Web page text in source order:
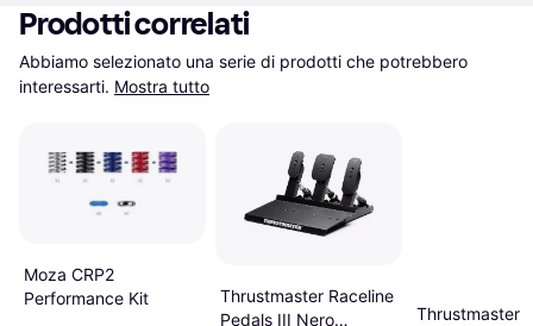
Prodotti correlati
Abbiamo selezionato una serie di prodotti che potrebbero
interessarti. Mostra tutto
Moza CRP2
Performance Kit
Thrustmaster Raceline
Pedals III Nero
Thrustmaster